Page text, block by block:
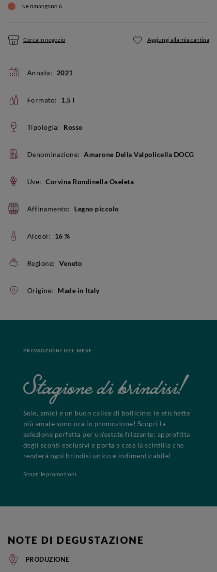
Ne rimangono 6
Cerca in negozio Aggiungi alla mia cantina
Annata: 2021
Formato: 1,5 l
Tipologia: Rosso
Denominazione: Amarone Della Valpolicella DOCG
Uve: Corvina Rondinella Oseleta
Affinamento: Legno piccolo
Alcool: 16 %
Regione: Veneto
Origine: Made in Italy
PROMOZIONI DEL MESE
Stagione di brindisi!
Sole, amici e un buon calice di bollicine: le etichette
più amate sono ora in promozione! Scopri la
selezione perfetta per un’estate frizzante: approfitta
degli sconti esclusivi e porta a casa la scintilla che
renderà ogni brindisi unico e indimenticabile!
Scopri le promozioni
NOTE DI DEGUSTAZIONE
PRODUZIONE